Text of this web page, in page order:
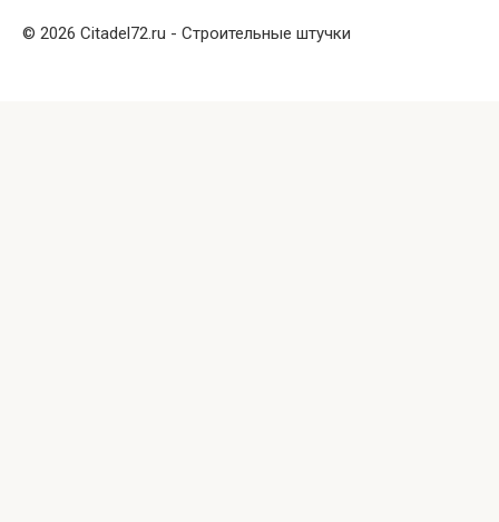
© 2026 Citadel72.ru - Строительные штучки